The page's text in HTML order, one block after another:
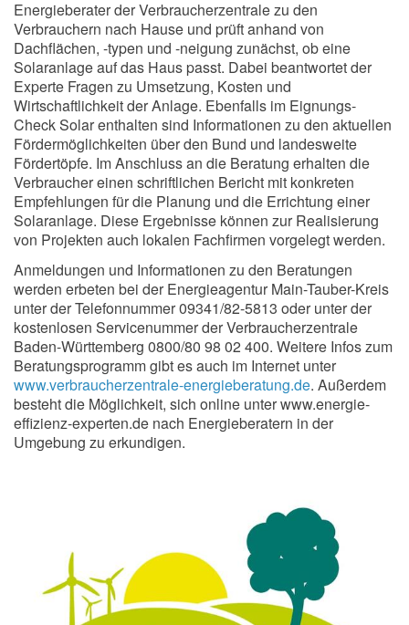
Energieberater der Verbraucherzentrale zu den
Verbrauchern nach Hause und prüft anhand von
Dachflächen, -typen und -neigung zunächst, ob eine
Solaranlage auf das Haus passt. Dabei beantwortet der
Experte Fragen zu Umsetzung, Kosten und
Wirtschaftlichkeit der Anlage. Ebenfalls im Eignungs-
Check Solar enthalten sind Informationen zu den aktuellen
Fördermöglichkeiten über den Bund und landesweite
Fördertöpfe. Im Anschluss an die Beratung erhalten die
Verbraucher einen schriftlichen Bericht mit konkreten
Empfehlungen für die Planung und die Errichtung einer
Solaranlage. Diese Ergebnisse können zur Realisierung
von Projekten auch lokalen Fachfirmen vorgelegt werden.
Anmeldungen und Informationen zu den Beratungen
werden erbeten bei der Energieagentur Main-Tauber-Kreis
unter der Telefonnummer 09341/82-5813 oder unter der
kostenlosen Servicenummer der Verbraucherzentrale
Baden-Württemberg 0800/80 98 02 400. Weitere Infos zum
Beratungsprogramm gibt es auch im Internet unter
www.verbraucherzentrale-energieberatung.de. Außerdem
besteht die Möglichkeit, sich online unter www.energie-
effizienz-experten.de nach Energieberatern in der
Umgebung zu erkundigen.